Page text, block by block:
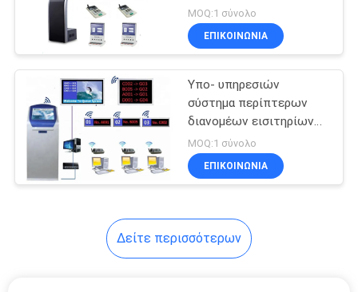
σειρών αναμονής μηχανή
αριθμού συστημάτων
συμβολική
MOQ:1 σύνολο
ΕΠΙΚΟΙΝΩΝΊΑ
Υπο- υπηρεσιών
σύστημα περίπτερων
διανομέων εισιτηρίων
συστημάτων σειρών
αναμονής επιλογών
ασύρματο
MOQ:1 σύνολο
ΕΠΙΚΟΙΝΩΝΊΑ
Δείτε περισσότερων